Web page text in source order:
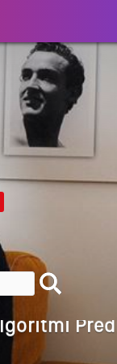
Davvero
Vecchia
L’AI